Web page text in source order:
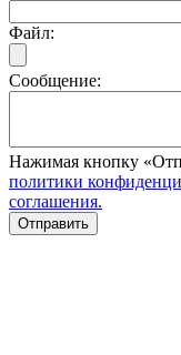
Файл:
Сообщение:
Нажимая кнопку
политики
соглашения.
Отправить